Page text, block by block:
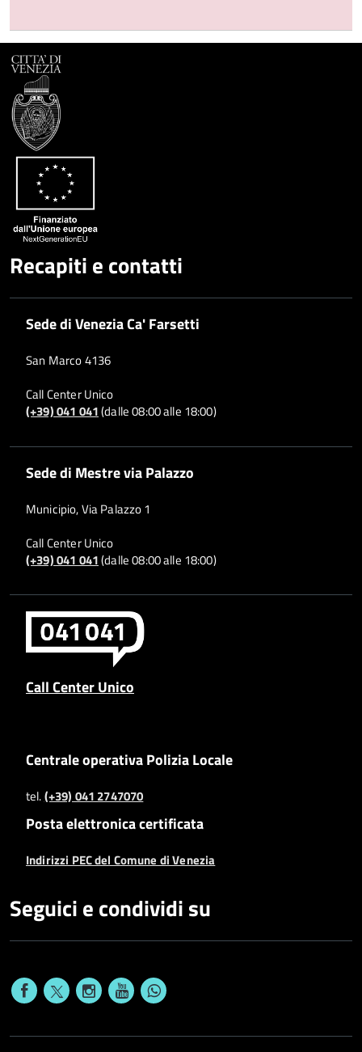
Recapiti e contatti
Sede di Venezia Ca' Farsetti
San Marco 4136
Call Center Unico
(+39) 041 041(dalle 08:00 alle 18:00)
Sede di Mestre via Palazzo
Municipio, Via Palazzo 1
Call Center Unico
(+39) 041 041(dalle 08:00 alle 18:00)
Call Center Unico
Centrale operativa Polizia Locale
tel.(+39) 041 2747070
Posta elettronica certificata
Indirizzi PEC del Comune di Venezia
Seguici e condividi su